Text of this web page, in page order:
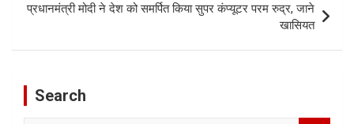
प्रधानमंत्री मोदी ने देश को समर्पित किया सुपर कंप्यूटर परम रुद्र, जाने
खासियत
Search